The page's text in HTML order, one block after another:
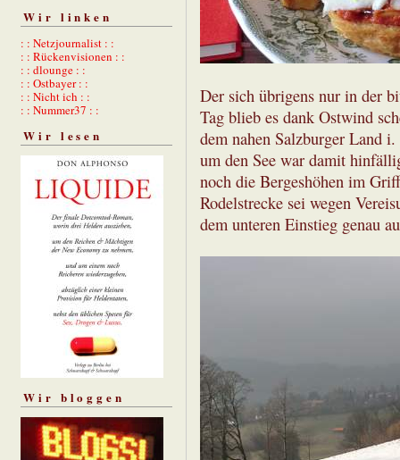
Wir linken
: : Netzjournalist : :
: : Rückenvisionen : :
: : dlounge : :
: : Ostbayer : :
: : Nicht ich : :
: : Nummer37 : :
Wir lesen
Wir bloggen
Der sich übrigens nur in der
Tag blieb es dank Ostwind
dem nahen Salzburger Land
um den See war damit
noch die Bergeshöhen im
Rodelstrecke sei wegen
dem unteren Einstieg genau